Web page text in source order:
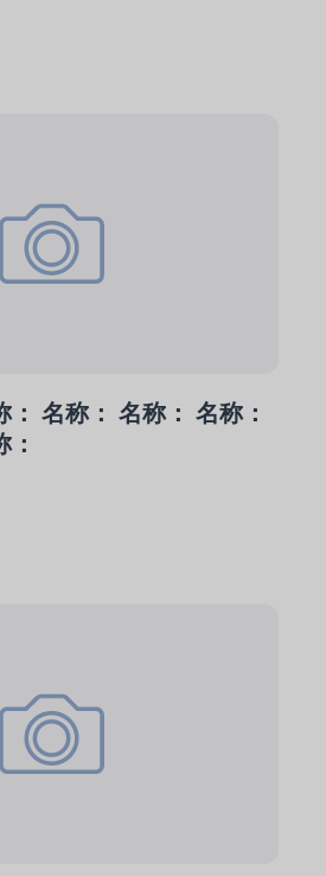
名称： 名称： 名称：